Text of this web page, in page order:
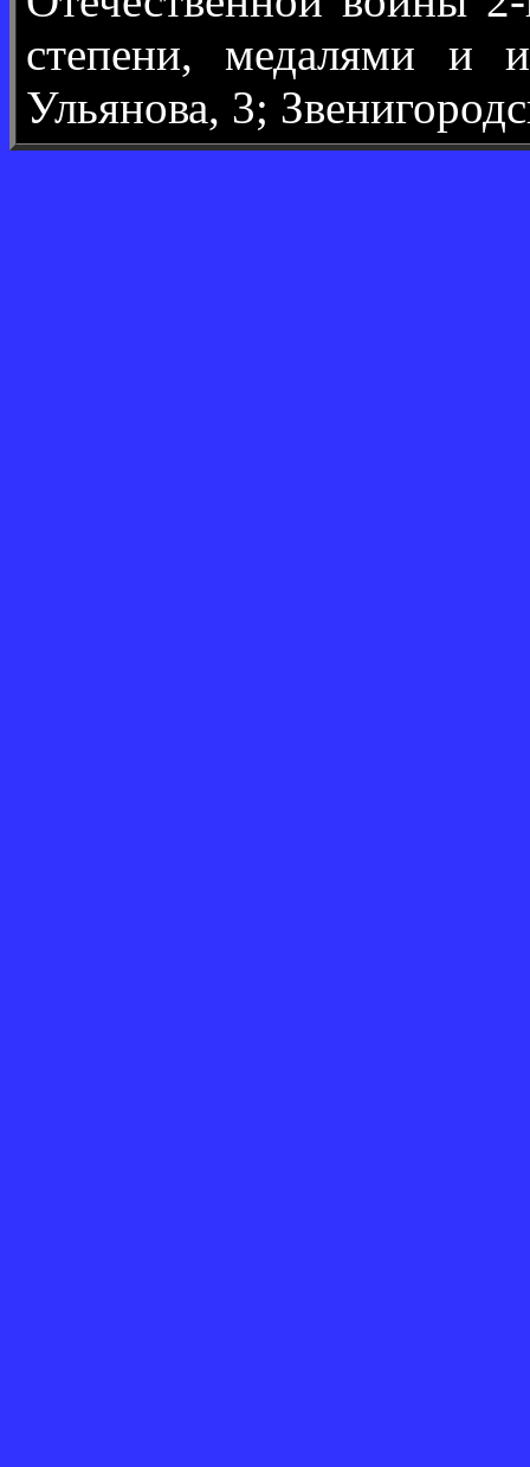
степени, медалями и
Ульянова, 3;